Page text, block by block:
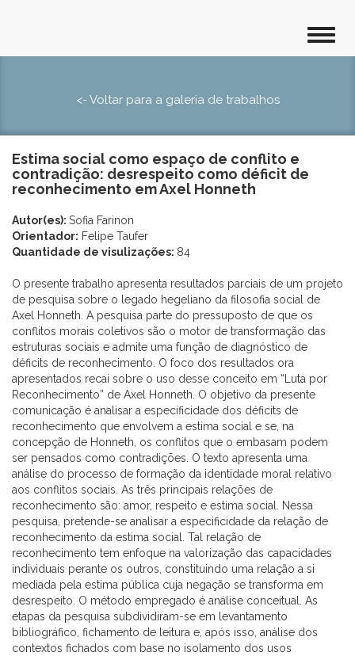
<- Voltar para a galeria de trabalhos
Estima social como espaço de conflito e
contradição: desrespeito como déficit de
reconhecimento em Axel Honneth
Autor(es): Sofia Farinon
Orientador: Felipe Taufer
Quantidade de visulizações: 84
O presente trabalho apresenta resultados parciais de um projeto
de pesquisa sobre o legado hegeliano da filosofia social de
Axel Honneth. A pesquisa parte do pressuposto de que os
conflitos morais coletivos são o motor de transformação das
estruturas sociais e admite uma função de diagnóstico de
déficits de reconhecimento. O foco dos resultados ora
apresentados recai sobre o uso desse conceito em “Luta por
Reconhecimento” de Axel Honneth. O objetivo da presente
comunicação é analisar a especificidade dos déficits de
reconhecimento que envolvem a estima social e se, na
concepção de Honneth, os conflitos que o embasam podem
ser pensados como contradições. O texto apresenta uma
análise do processo de formação da identidade moral relativo
aos conflitos sociais. As três principais relações de
reconhecimento são: amor, respeito e estima social. Nessa
pesquisa, pretende-se analisar a especificidade da relação de
reconhecimento da estima social. Tal relação de
reconhecimento tem enfoque na valorização das capacidades
individuais perante os outros, constituindo uma relação a si
mediada pela estima pública cuja negação se transforma em
desrespeito. O método empregado é análise conceitual. As
etapas da pesquisa subdividiram-se em levantamento
bibliográfico, fichamento de leitura e, após isso, análise dos
contextos fichados com base no isolamento dos usos